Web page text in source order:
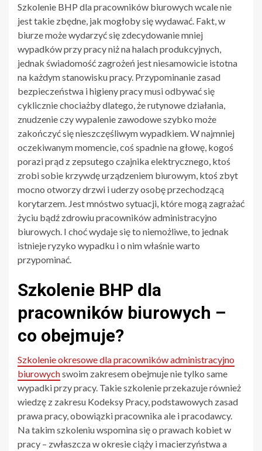
Szkolenie BHP dla pracowników biurowych wcale nie
jest takie zbędne, jak mogłoby się wydawać. Fakt, w
biurze może wydarzyć się zdecydowanie mniej
wypadków przy pracy niż na halach produkcyjnych,
jednak świadomość zagrożeń jest niesamowicie istotna
na każdym stanowisku pracy. Przypominanie zasad
bezpieczeństwa i higieny pracy musi odbywać się
cyklicznie chociażby dlatego, że rutynowe działania,
znudzenie czy wypalenie zawodowe szybko może
zakończyć się nieszczęśliwym wypadkiem. W najmniej
oczekiwanym momencie, coś spadnie na głowę, kogoś
porazi prąd z zepsutego czajnika elektrycznego, ktoś
zrobi sobie krzywdę urządzeniem biurowym, ktoś zbyt
mocno otworzy drzwi i uderzy osobę przechodzącą
korytarzem. Jest mnóstwo sytuacji, które mogą zagrażać
życiu bądź zdrowiu pracowników administracyjno
biurowych. I choć wydaje się to niemożliwe, to jednak
istnieje ryzyko wypadku i o nim właśnie warto
przypominać.
Szkolenie BHP dla
pracowników biurowych –
co obejmuje?
Szkolenie okresowe dla pracowników administracyjno
biurowychswoim zakresem obejmuje nie tylko same
wypadki przy pracy. Takie szkolenie przekazuje również
wiedzę z zakresu Kodeksy Pracy, podstawowych zasad
prawa pracy, obowiązki pracownika ale i pracodawcy.
Na takim szkoleniu wspomina się o prawach kobiet w
pracy – zwłaszcza w okresie ciąży i macierzyństwa a